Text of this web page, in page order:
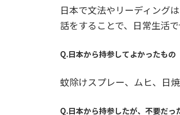
日本で文法やリーディング
話をすることで、日常生活
Q.日本から持参してよかったもの
蚊除けスプレー、ムヒ、日
Q.日本から持参したが、不要だっ